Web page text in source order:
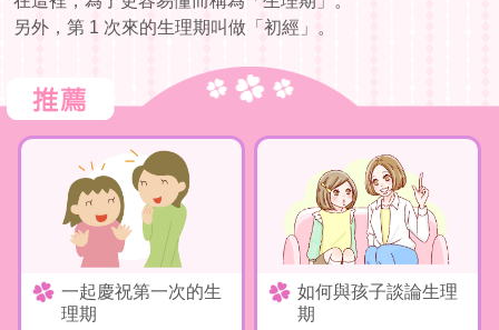
給學生的
給老師的
另外，第 1 次來的生理期叫做「初經」。
一起慶祝第一次的生
理期
如何與孩子談論生理
期